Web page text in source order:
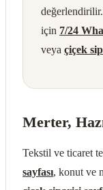
için 7/24
veya çiçek
Merter,
Tekstil ve ticaret
sayfası, konut ve